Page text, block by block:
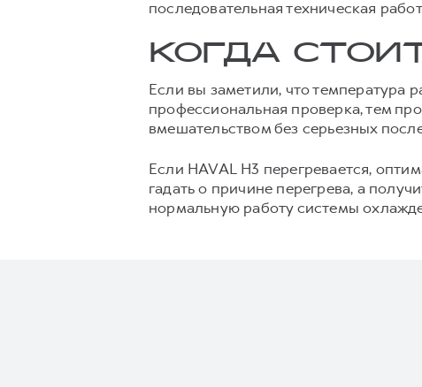
последовательная техническая
КОГДА
Если вы заметили, что температура
профессиональная проверка, тем
вмешательством без серьезных
Если HAVAL H3 перегревается,
гадать о причине перегрева, а
нормальную работу системы